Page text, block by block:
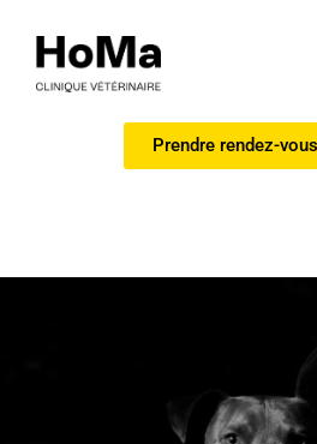
Prendre rendez-